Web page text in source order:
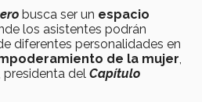
busca ser un espacio
los asistentes podrán
diferentes personalidades en
de la mujer
presidenta del Capítulo